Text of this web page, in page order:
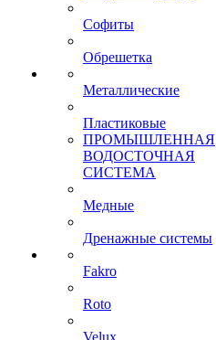
Софиты
Обрешетка
Металлические
Пластиковые
ПРОМЫШЛЕННАЯ
ВОДОСТОЧНАЯ
СИСТЕМА
Медные
Дренажные системы
Fakro
Roto
Velux